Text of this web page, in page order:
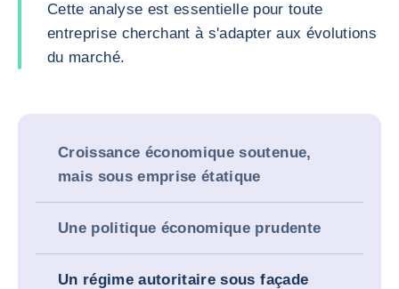
Cette analyse est essentielle pour toute
entreprise cherchant à s'adapter aux évolutions
du marché.
Croissance économique soutenue,
mais sous emprise étatique
Une politique économique prudente
Un régime autoritaire sous façade